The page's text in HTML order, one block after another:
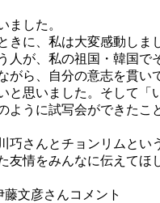
ました。
きに、私は大変感動しま
人が、私の祖国・韓国で
がら、自分の意志を貫い
と思いました。そして「
ように試写会ができたこ
巧さんとチョンリムとい
友情をみんなに伝えてほ
文彦さんコメント